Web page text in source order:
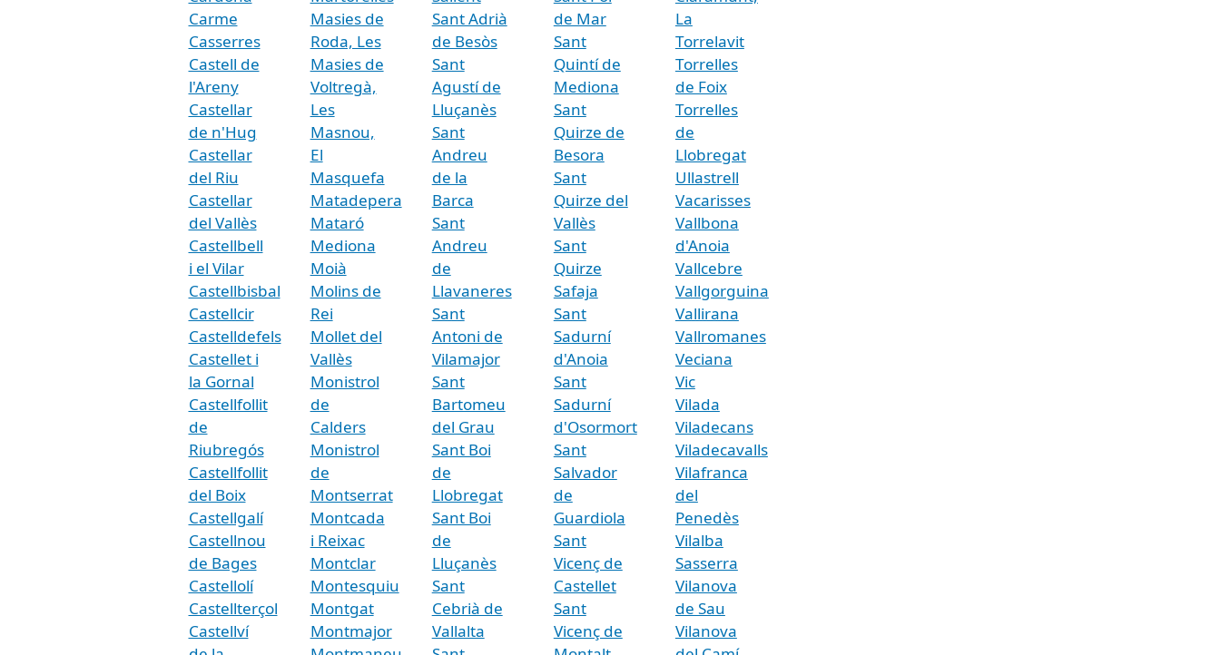
Carme
Casserres
Castell de
l'Areny
Castellar
de n'Hug
Castellar
del Riu
Castellar
del Vallès
Castellbell
i el Vilar
Castellbisbal
Castellcir
Castelldefels
Castellet i
la Gornal
Castellfollit
de
Riubregós
Castellfollit
del Boix
Castellgalí
Castellnou
de Bages
Castellolí
Castellterçol
Castellví
Masies de
Roda, Les
Masies de
Voltregà,
Les
Masnou,
El
Masquefa
Matadepera
Mataró
Mediona
Moià
Molins de
Rei
Mollet del
Vallès
Monistrol
de
Calders
Monistrol
de
Montserrat
Montcada
i Reixac
Montclar
Montesquiu
Montgat
Montmajor
Sant Adrià
de Besòs
Sant
Agustí de
Lluçanès
Sant
Andreu
de la
Barca
Sant
Andreu
de
Llavaneres
Sant
Antoni de
Vilamajor
Sant
Bartomeu
del Grau
Sant Boi
de
Llobregat
Sant Boi
de
Lluçanès
Sant
Cebrià de
Vallalta
de Mar
Sant
Quintí de
Mediona
Sant
Quirze de
Besora
Sant
Quirze del
Vallès
Sant
Quirze
Safaja
Sant
Sadurní
d'Anoia
Sant
Sadurní
d'Osormort
Sant
Salvador
de
Guardiola
Sant
Vicenç de
Castellet
Sant
Vicenç de
La
Torrelavit
Torrelles
de Foix
Torrelles
de
Llobregat
Ullastrell
Vacarisses
Vallbona
d'Anoia
Vallcebre
Vallgorguina
Vallirana
Vallromanes
Veciana
Vic
Vilada
Viladecans
Viladecavalls
Vilafranca
del
Penedès
Vilalba
Sasserra
Vilanova
de Sau
Vilanova